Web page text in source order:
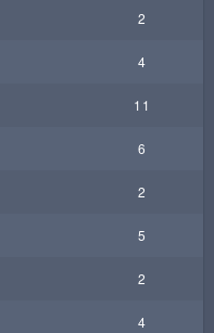
2
4
11
6
2
5
2
4